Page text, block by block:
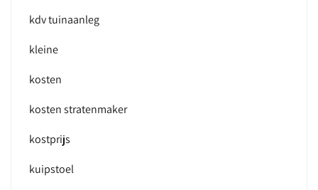
kdv tuinaanleg
kleine
kosten
kosten stratenmaker
kostprijs
kuipstoel